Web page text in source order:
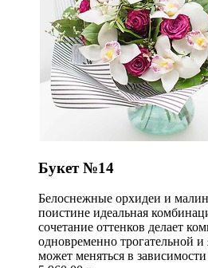
Букет №14
Белоснежные орхидеи и
поистине идеальная
сочетание оттенков делает
одновременно трогательной
может меняться в зависимости